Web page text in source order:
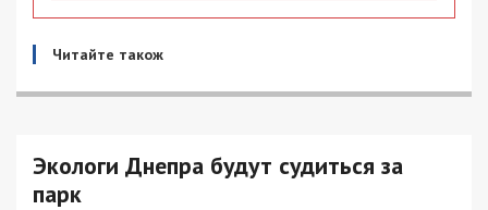
Читайте також
Экологи Днепра будут судиться за
парк